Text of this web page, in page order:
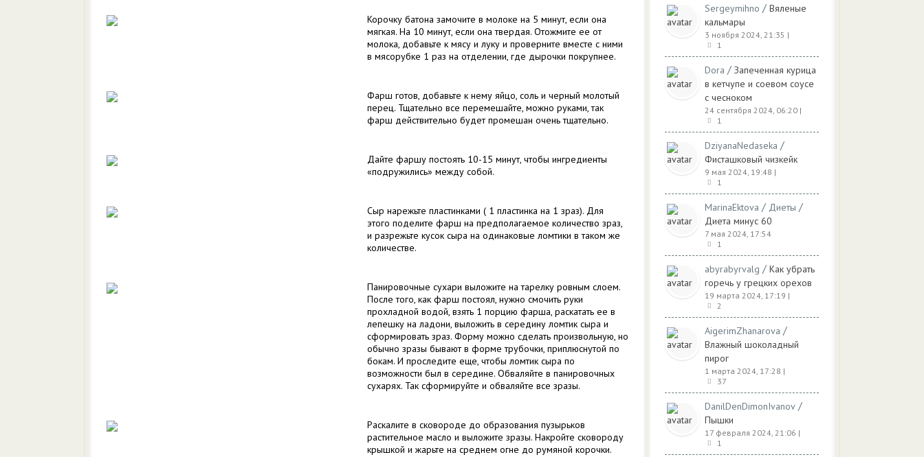
Корочку батона замочите в молоке на 5 минут, если она
мягкая. На 10 минут, если она твердая. Отожмите ее от
молока, добавьте к мясу и луку и проверните вместе с ними
в мясорубке 1 раз на отделении, где дырочки покрупнее.
Фарш готов, добавьте к нему яйцо, соль и черный молотый
перец. Тщательно все перемешайте, можно руками, так
фарш действительно будет промешан очень тщательно.
Дайте фаршу постоять 10-15 минут, чтобы ингредиенты
«подружились» между собой.
Сыр нарежьте пластинками ( 1 пластинка на 1 зраз). Для
этого поделите фарш на предполагаемое количество зраз,
и разрежьте кусок сыра на одинаковые ломтики в таком же
количестве.
Панировочные сухари выложите на тарелку ровным слоем.
После того, как фарш постоял, нужно смочить руки
прохладной водой, взять 1 порцию фарша, раскатать ее в
лепешку на ладони, выложить в середину ломтик сыра и
сформировать зраз. Форму можно сделать произвольную, но
обычно зразы бывают в форме трубочки, приплюснутой по
бокам. И проследите еще, чтобы ломтик сыра по
возможности был в середине. Обваляйте в панировочных
сухарях. Так сформируйте и обваляйте все зразы.
Раскалите в сковороде до образования пузырьков
растительное масло и выложите зразы. Накройте сковороду
крышкой и жарьте на среднем огне до румяной корочки.
Sergeymihno / Вяленые
кальмары
3 ноября 2024, 21:35 |
1
Dora / Запеченная курица
в кетчупе и соевом соусе
с чесноком
24 сентября 2024, 06:20 |
1
DziyanaNedaseka /
Фисташковый чизкейк
9 мая 2024, 19:48 |
1
MarinaEktova / Диеты /
Диета минус 60
7 мая 2024, 17:54
1
abyrabyrvalg / Как убрать
горечь у грецких орехов
19 марта 2024, 17:19 |
2
AigerimZhanarova /
Влажный шоколадный
пирог
1 марта 2024, 17:28 |
37
DanilDenDimonIvanov /
Пышки
17 февраля 2024, 21:06 |
1